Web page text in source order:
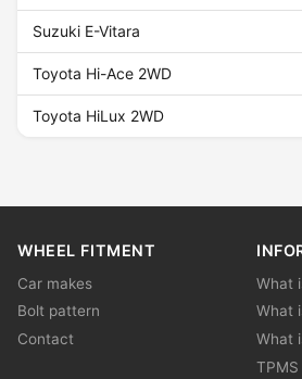
Suzuki E-Vitara
Toyota Hi-Ace 2WD
Toyota HiLux 2WD
WHEEL FITMENT
Car makes
Bolt pattern
Contact
What
What
What
TPMS